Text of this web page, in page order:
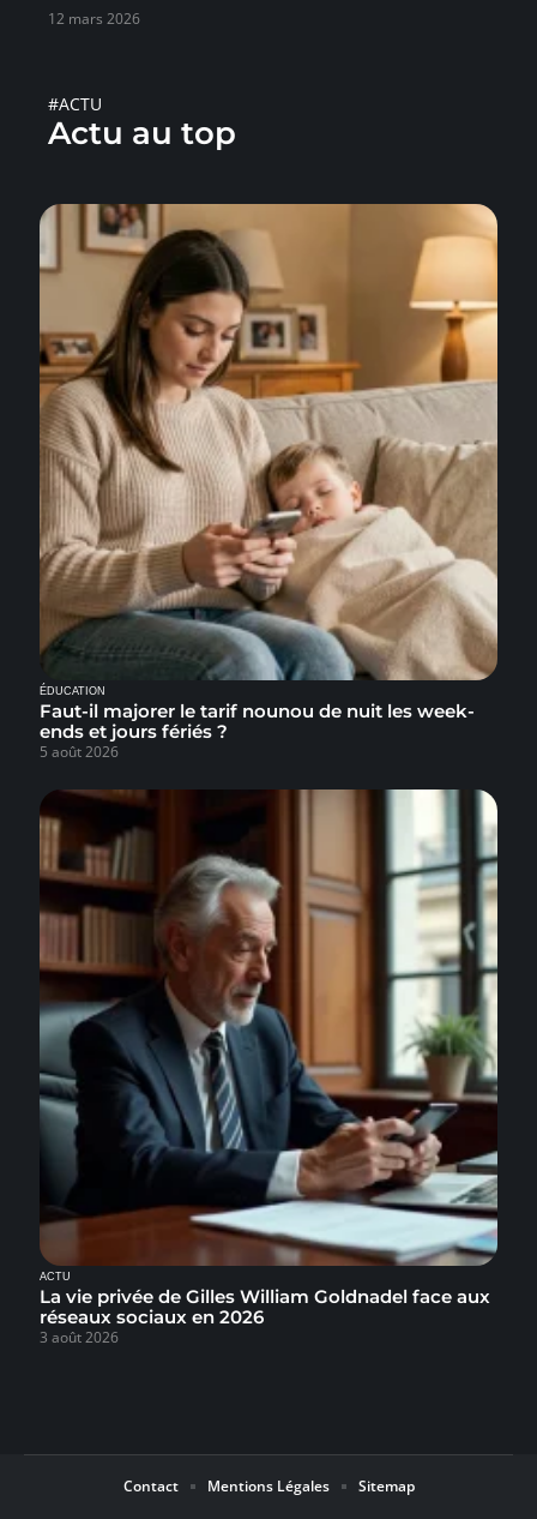
12 mars 2026
#ACTU
Actu au top
ÉDUCATION
Faut-il majorer le tarif nounou de nuit les week-
ends et jours fériés ?
5 août 2026
ACTU
La vie privée de Gilles William Goldnadel face aux
réseaux sociaux en 2026
3 août 2026
Contact Mentions Légales Sitemap